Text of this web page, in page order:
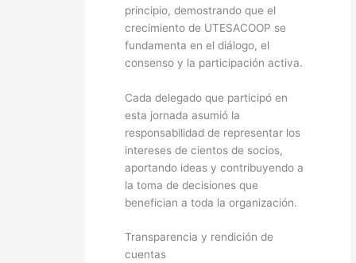
principio, demostrando que el
crecimiento de UTESACOOP se
fundamenta en el diálogo, el
consenso y la participación activa.
Cada delegado que participó en
esta jornada asumió la
responsabilidad de representar los
intereses de cientos de socios,
aportando ideas y contribuyendo a
la toma de decisiones que
benefician a toda la organización.
Transparencia y rendición de
cuentas